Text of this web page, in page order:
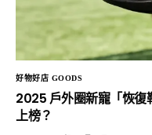
好物好店 GOODS
2025 戶外圈新寵「恢復
上榜？